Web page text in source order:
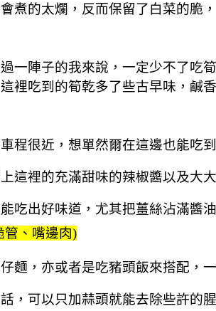
煮的太爛，反而保留了白菜的脆
一陣子的我來說，一定少不了吃
裡吃到的筍乾多了些古早味，鹹
程很近，想單然爾在這邊也能吃
這裡的充滿甜味的辣椒醬以及大
吃出好味道，尤其把薑絲沾滿醬
管、嘴邊肉)
麵，亦或者是吃豬頭飯來搭配，
，可以只加蒜頭就能去除些許的